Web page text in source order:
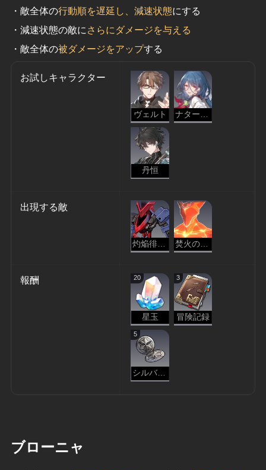
・敵全体の行動順を遅延し、減速状態にする
・減速状態の敵にさらにダメージを与える
・敵全体の被ダメージをアップする
お試しキャラクター
ヴェルト ナターシャ
丹恒
出現する敵
灼焔徘徊者 焚火の災影
報酬 20
星玉
3
冒険記録
5
シルバーメインの釦
ブローニャ